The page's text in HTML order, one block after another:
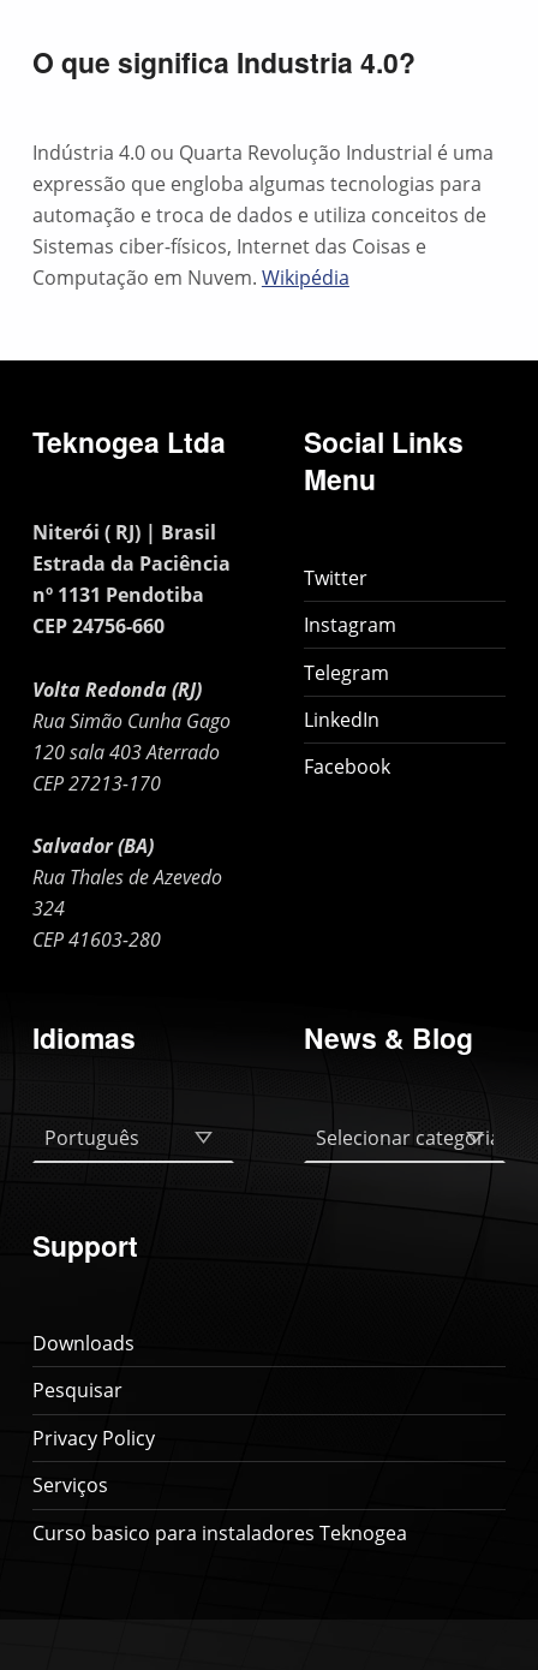
O que significa Industria 4.0?
Indústria 4.0 ou Quarta Revolução Industrial é uma
expressão que engloba algumas tecnologias para
automação e troca de dados e utiliza conceitos de
Sistemas ciber-físicos, Internet das Coisas e
Computação em Nuvem. Wikipédia
Teknogea Ltda
Niterói ( RJ) | Brasil
Estrada da Paciência
nº 1131 Pendotiba
CEP 24756-660
Volta Redonda (RJ)
Rua Simão Cunha Gago
120 sala 403 Aterrado
CEP 27213-170
Salvador (BA)
Rua Thales de Azevedo
324
CEP 41603-280
Social Links
Menu
Twitter
Instagram
Telegram
LinkedIn
Facebook
Idiomas News & Blog
Support
Downloads
Pesquisar
Privacy Policy
Serviços
Curso basico para instaladores Teknogea